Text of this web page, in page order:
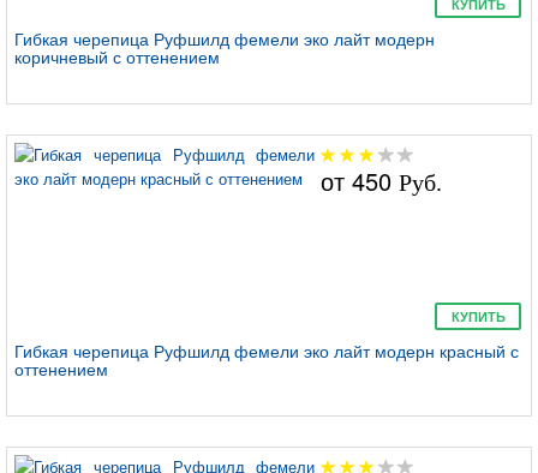
КУПИТЬ
Гибкая черепица Руфшилд фемели эко лайт модерн
коричневый с оттенением
от450 Руб.
КУПИТЬ
Гибкая черепица Руфшилд фемели эко лайт модерн красный с
оттенением